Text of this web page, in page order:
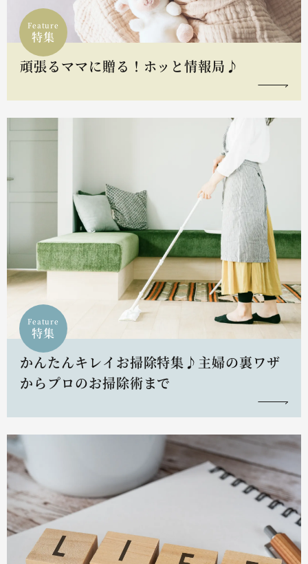
Feature
特集
頑張るママに贈る！ホッと情報局♪
Feature
特集
かんたんキレイお掃除特集♪主婦の裏ワザ
からプロのお掃除術まで